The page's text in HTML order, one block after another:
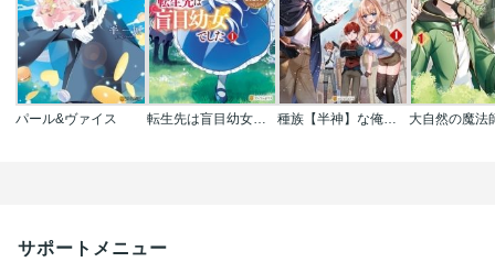
パール&ヴァイス 転生先は盲目幼女でした 前世の記憶と魔法を頼りに生き延びます 種族【半神】な俺は異世界でも普通に暮らしたい
サポートメニュー